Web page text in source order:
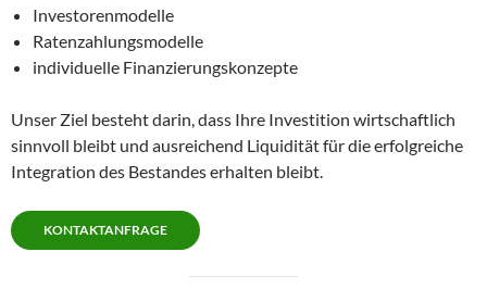
Investorenmodelle
Ratenzahlungsmodelle
individuelle Finanzierungskonzepte
Unser Ziel besteht darin, dass Ihre Investition wirtschaftlich
sinnvoll bleibt und ausreichend Liquidität für die erfolgreiche
Integration des Bestandes erhalten bleibt.
KONTAKTANFRAGE